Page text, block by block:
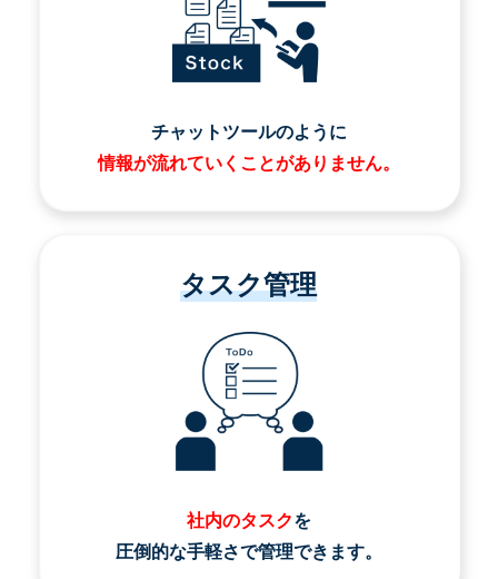
チャットツールのように
情報が流れていくことがありません。
タスク管理
社内のタスクを
圧倒的な手軽さで管理できます。